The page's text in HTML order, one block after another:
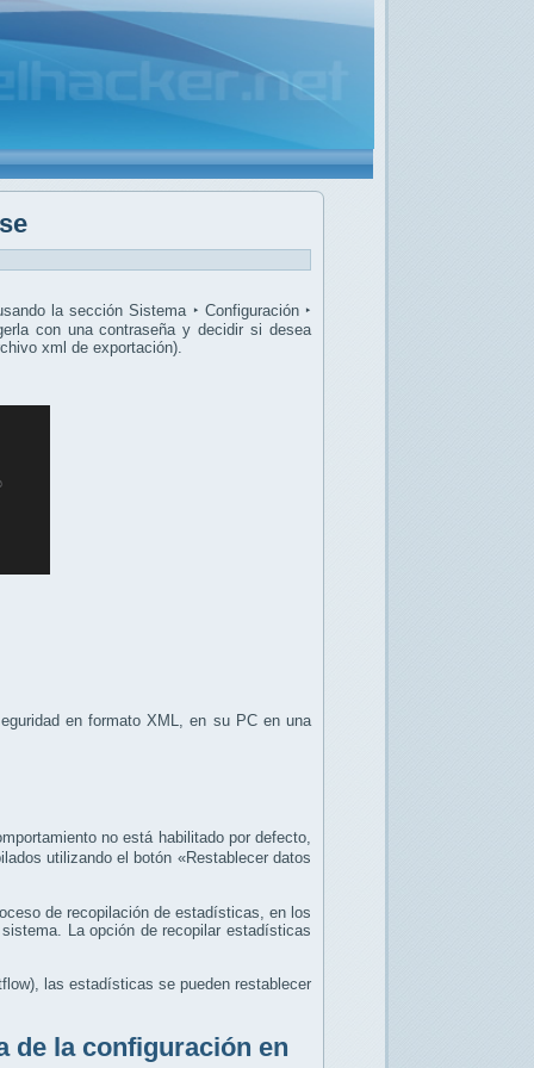
la sección Sistema ‣ Configuración ‣
con una contraseña y decidir si desea
xml de exportación).
en formato XML, en su PC en una
no está habilitado por defecto,
utilizando el botón «Restablecer datos
de recopilación de estadísticas, en los
La opción de recopilar estadísticas
las estadísticas se pueden restablecer
de la configuración en